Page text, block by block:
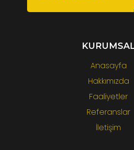
Anasayfa
Hakkımızda
Faaliyetler
Referanslar
İletişim